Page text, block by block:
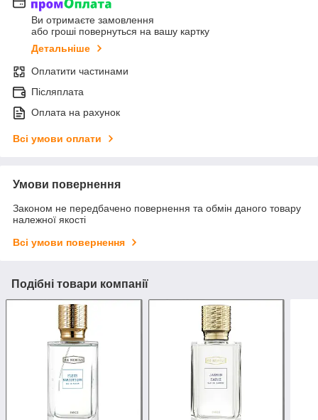
Ви отримаєте замовлення
або гроші повернуться на вашу картку
Детальніше
Оплатити частинами
Післяплата
Оплата на рахунок
Всі умови оплати
Умови повернення
Законом не передбачено повернення та обмін даного товару
належної якості
Всі умови повернення
Подібні товари компанії